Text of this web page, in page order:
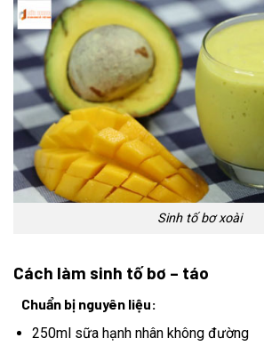
Sinh tố bơ xoài
Cách làm sinh tố bơ – táo
Chuẩn bị nguyên liệu:
250ml sữa hạnh nhân không đường